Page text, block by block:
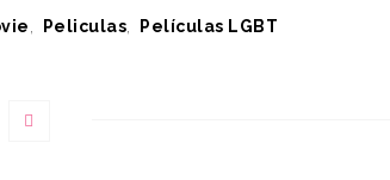
, Peliculas, Películas LGBT